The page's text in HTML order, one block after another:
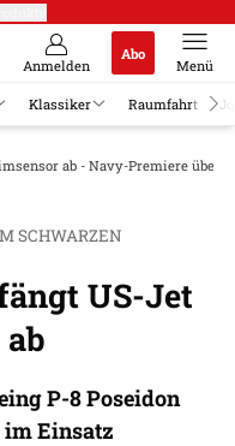
Anmelden
Abo
Menü
Klassiker Raumfahrt
ab - Navy-Premiere über
SCHWARZEN
US-Jet
P-8 Poseidon
im Einsatz